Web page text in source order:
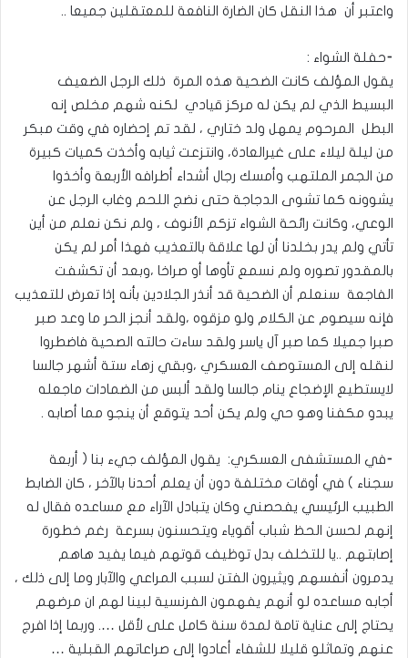
واعتبر أن هذا النقل كان الضارة النافعة للمعتقلين جميعا ..
⁃حفلة الشواء :
يقول المؤلف كانت الضحية هذه المرة ذلك الرجل الضعيف
البسيط الذي لم يكن له مركز قيادي لكنه شهم مخلص إنه
البطل المرحوم يمهل ولد ختاري ، لقد تم إحضاره في وقت مبكر
من ليلة ليلاء على غيرالعادة، وانتزعت ثيابه وأخذت كميات كبيرة
من الجمر الملتهب وأمسك رجال أشداء أطرافه الأربعة وأخذوا
يشوونه كما تشوى الدجاجة حتى نضج اللحم وغاب الرجل عن
الوعي، وكانت رائحة الشواء تزكم الأنوف ، ولم نكن نعلم من أين
تأتي ولم يدر بخلدنا أن لها علاقة بالتعذيب فهذا أمر لم يكن
بالمقدور تصوره ولم نسمع تأوها أو صراخا ،وبعد أن تكشفت
الفاجعة سنعلم أن الضحية قد أنذر الجلادين بأنه إذا تعرض للتعذيب
فإنه سيصوم عن الكلام ولو مزقوه ،ولقد أنجز الحر ما وعد صبر
صبرا جميلا كما صبر آل ياسر ولقد ساءت حالته الصحية فاضطروا
لنقله إلى المستوصف العسكري ،وبقي زهاء ستة أشهر جالسا
لايستطيع الإضجاع ينام جالسا ولقد ألبس من الضمادات ماجعله
يبدو مكفنا وهو حي ولم يكن أحد يتوقع أن ينجو مما أصابه .
⁃في المستشفى العسكري: يقول المؤلف جيء بنا ( أربعة
سجناء ) في أوقات مختلفة دون أن يعلم أحدنا بالآخر ، كان الضابط
الطبيب الرئيسي يفحصني وكان يتبادل الآراء مع مساعده فقال له
إنهم لحسن الحظ شباب أقوياء ويتحسنون بسرعة رغم خطورة
إصابتهم ..يا للتخلف بدل توظيف قوتهم فيما يفيد هاهم
يدمرون أنفسهم ويثيرون الفتن لسبب المراعي والآبار وما إلى ذلك ،
أجابه مساعده لو أنهم يفهمون الفرنسية لبينا لهم ان مرضهم
يحتاج إلى عناية تامة لمدة سنة كامل على لأقل …. وربما إذا افرج
عنهم وتماثلو قليلا للشفاء أعادوا إلى صراعاتهم القبلية …